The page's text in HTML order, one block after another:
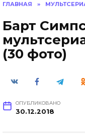
ГЛАВНАЯ »
Барт
(30 фото)
ОПУБЛИКОВАНО
30.12.2018